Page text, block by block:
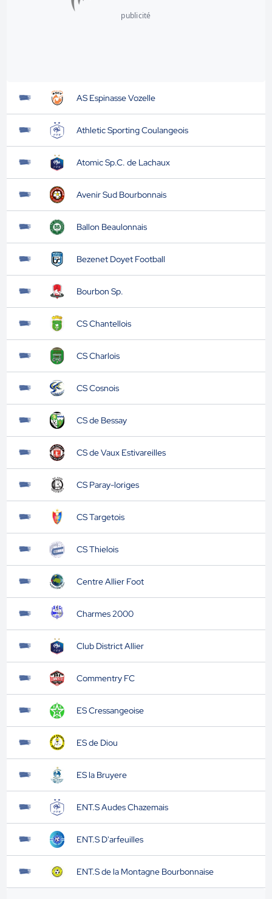
publicité
AS Espinasse Vozelle
Athletic Sporting Coulangeois
Atomic Sp.C. de Lachaux
Avenir Sud Bourbonnais
Ballon Beaulonnais
Bezenet Doyet Football
Bourbon Sp.
CS Chantellois
CS Charlois
CS Cosnois
CS de Bessay
CS de Vaux Estivareilles
CS Paray-loriges
CS Targetois
CS Thielois
Centre Allier Foot
Charmes 2000
Club District Allier
Commentry FC
ES Cressangeoise
ES de Diou
ES la Bruyere
ENT.S Audes Chazemais
ENT.S D'arfeuilles
ENT.S de la Montagne Bourbonnaise